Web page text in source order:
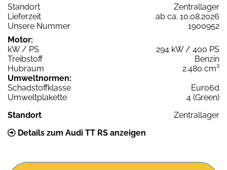
Standort
Zentrallager
Lieferzeit
ab ca. 10.08.2026
Unsere Nummer
1900952
Motor:
kW / PS
294 kW / 400 PS
Treibstoff
Benzin
Hubraum
2.480 cm³
Umweltnormen:
Schadstoffklasse
Euro6d
Umweltplakette
4 (Green)
Standort
Zentrallager
Details zum Audi TT RS anzeigen